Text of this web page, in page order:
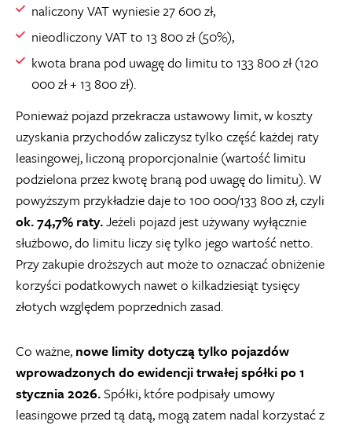
naliczony VAT wyniesie 27 600 zł,
nieodliczony VAT to 13 800 zł (50%),
kwota brana pod uwagę do limitu to 133 800 zł (120
000 zł + 13 800 zł).
Ponieważ pojazd przekracza ustawowy limit, w koszty
uzyskania przychodów zaliczysz tylko część każdej raty
leasingowej, liczoną proporcjonalnie (wartość limitu
podzielona przez kwotę braną pod uwagę do limitu). W
powyższym przykładzie daje to 100 000/133 800 zł, czyli
ok. 74,7% raty.Jeżeli pojazd jest używany wyłącznie
służbowo, do limitu liczy się tylko jego wartość netto.
Przy zakupie droższych aut może to oznaczać obniżenie
korzyści podatkowych nawet o kilkadziesiąt tysięcy
złotych względem poprzednich zasad.
Co ważne, nowe limity dotyczą tylko pojazdów
wprowadzonych do ewidencji trwałej spółki po 1
stycznia 2026.Spółki, które podpisały umowy
leasingowe przed tą datą, mogą zatem nadal korzystać z